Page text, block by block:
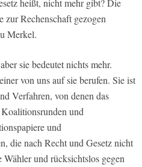
heißt, nicht mehr gibt? Die
zur Rechenschaft gezogen
Merkel.
sie bedeutet nichts mehr.
von uns auf sie berufen. Sie ist
Verfahren, von denen das
und
und
die nach Recht und Gesetz nicht
und rücksichtslos gegen